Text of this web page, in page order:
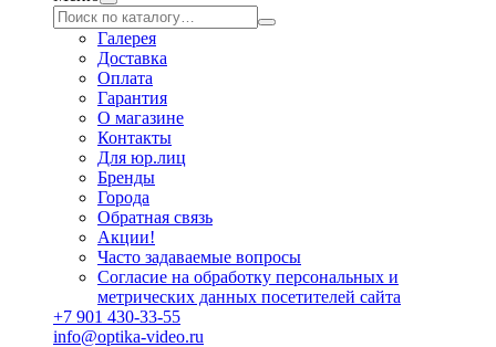
Галерея
Доставка
Оплата
Гарантия
О магазине
Контакты
Для юр.лиц
Бренды
Города
Обратная связь
Акции!
Часто задаваемые вопросы
Согласие на обработку персональных и
метрических данных посетителей сайта
+7 901 430-33-55
info@optika-video.ru